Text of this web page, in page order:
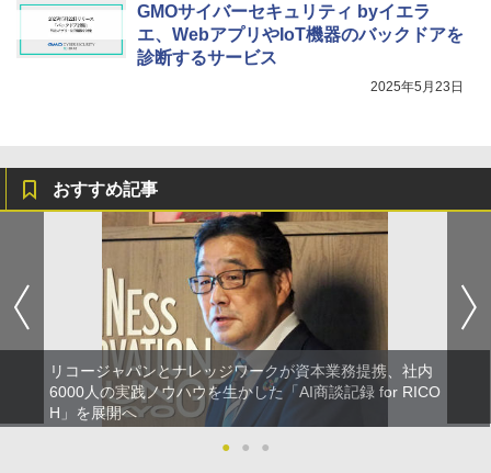
GMOサイバーセキュリティ byイエラ
エ、WebアプリやIoT機器のバックドアを
診断するサービス
2025年5月23日
おすすめ記事
リコージャパンとナレッジワークが資本業務提携、社内
6000人の実践ノウハウを生かした「AI商談記録 for RICO
H」を展開へ
●
● ●